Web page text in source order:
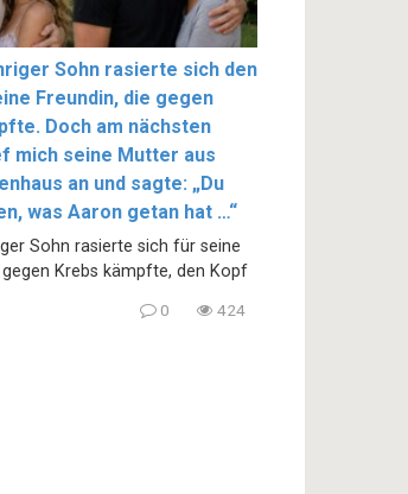
Sohn rasierte sich den
Freundin, die gegen
Doch am nächsten
mich seine Mutter aus
an und sagte: „Du
was Aaron getan hat …“
Sohn rasierte sich für seine
gegen Krebs kämpfte, den Kopf
0 424